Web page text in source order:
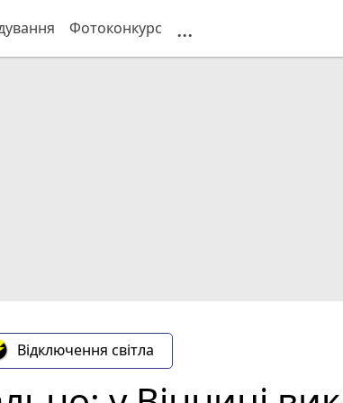
Фотоконкурс ...
Відключення світла